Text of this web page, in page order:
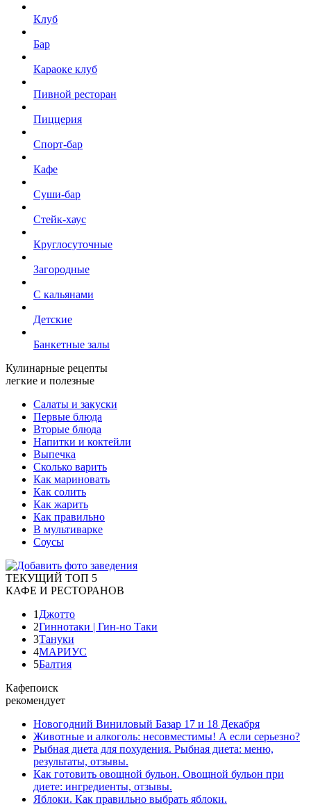
Клуб
Бар
Караоке клуб
Пивной ресторан
Пиццерия
Спорт-бар
Кафе
Суши-бар
Стейк-хаус
Круглосуточные
Загородные
С кальянами
Детские
Банкетные залы
Кулинарные рецепты
легкие и полезные
Салаты и закуски
Первые блюда
Вторые блюда
Напитки и коктейли
Выпечка
Сколько варить
Как мариновать
Как солить
Как жарить
Как правильно
В мультиварке
Соусы
ТЕКУЩИЙ ТОП 5
КАФЕ И РЕСТОРАНОВ
1 Джотто
2Гиннотаки | Гин-но Таки
3Тануки
4МАРИУС
5Балтия
Кафепоиск
рекомендует
Новогодний Виниловый Базар 17 и 18 Декабря
Животные и алкоголь: несовместимы! А если серьезно?
Рыбная диета для похудения. Рыбная диета: меню,
результаты, отзывы.
Как готовить овощной бульон. Овощной бульон при
диете: ингредиенты, отзывы.
Яблоки. Как правильно выбрать яблоки.